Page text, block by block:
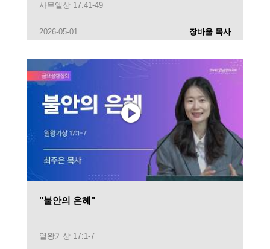
사무엘상 17:41-49
2026-05-01 장바울 목사
"불안의 은혜"
열왕기상 17:1-7